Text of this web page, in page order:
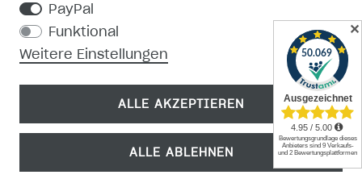
MEDIEN-DOWNLOAD
PayPal
Funktional
Weitere Einstellungen
ALLE AKZEPTIEREN
ALLE ABLEHNEN
✕